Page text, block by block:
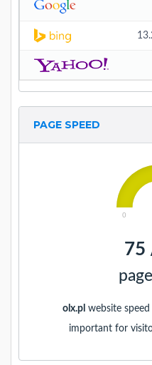
PAGE SPEED
0
75
olx.pl website speed
important for